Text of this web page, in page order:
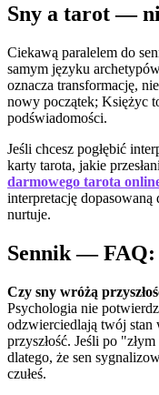
Sny a tarot —
Ciekawą paralelem do
samym języku
oznacza transformację,
nowy początek; Księżyc
podświadomości.
Jeśli chcesz pogłębić
karty tarota, jakie
darmowego tarota
interpretację
nurtuje.
Sennik — FAQ:
Czy sny wróżą
Psychologia nie
odzwierciedlają twój
przyszłość. Jeśli po
dlatego, że sen
czułeś.